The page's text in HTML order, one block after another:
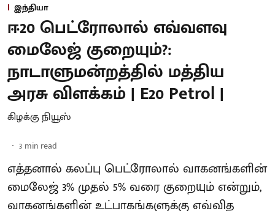
இந்தியா
ஈ20 பெட்ரோலால் எவ்வளவு
மைலேஜ் குறையும்?:
நாடாளுமன்றத்தில் மத்திய
அரசு விளக்கம் | E20 Petrol |
கிழக்கு நியூஸ்
3 min read
எத்தனால் கலப்பு பெட்ரோலால் வாகனங்களின்
மைலேஜ் 3% முதல் 5% வரை குறையும் என்றும்,
வாகனங்களின் உட்பாகங்களுக்கு எவ்வித